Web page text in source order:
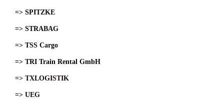
=> SPITZKE
=> STRABAG
=> TSS Cargo
=> TRI Train Rental GmbH
=> TXLOGISTIK
=> UEG